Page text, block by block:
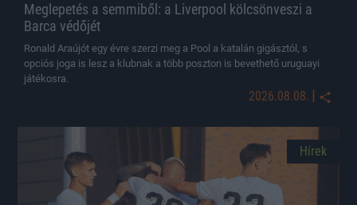
Meglepetés a semmiből: a Liverpool kölcsönveszi a
Barca védőjét
Ronald Araújót egy évre szerzi meg a Pool a katalán gigásztól, s
opciós joga is lesz a klubnak a több poszton is bevethető uruguayi
játékosra.
2026.08.08. |
Hírek